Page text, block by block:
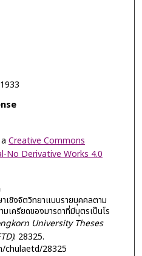
Creative Commons
No Derivative Works 4.0
เชิงจิตวิทยาแบบรายบุคคลตาม
เครียดของมารดาที่มีบุตรเป็นโร
University Theses
. 28325.
chulaetd/28325